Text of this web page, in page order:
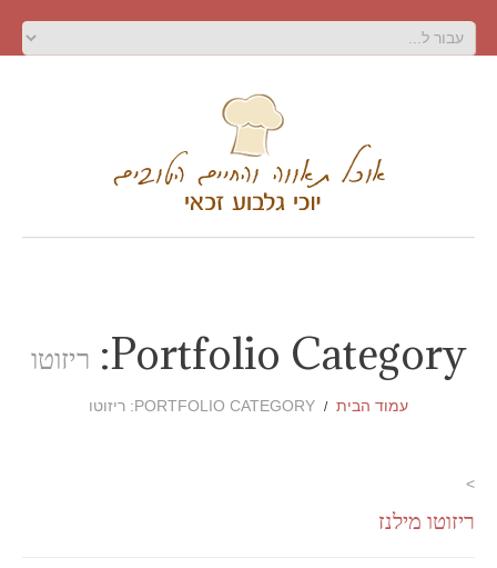
Portfolio Category: ריזוטו
עמוד הבית PORTFOLIO CATEGORY: ריזוטו
>
ריזוטו מילנז